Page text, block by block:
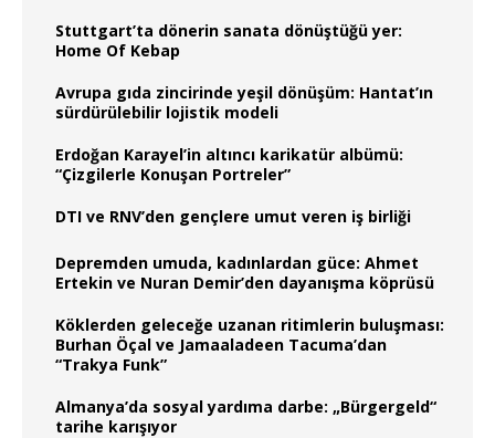
Stuttgart’ta dönerin sanata dönüştüğü yer:
Home Of Kebap
Avrupa gıda zincirinde yeşil dönüşüm: Hantat’ın
sürdürülebilir lojistik modeli
Erdoğan Karayel’in altıncı karikatür albümü:
“Çizgilerle Konuşan Portreler”
DTI ve RNV’den gençlere umut veren iş birliği
Depremden umuda, kadınlardan güce: Ahmet
Ertekin ve Nuran Demir’den dayanışma köprüsü
Köklerden geleceğe uzanan ritimlerin buluşması:
Burhan Öçal ve Jamaaladeen Tacuma’dan
“Trakya Funk”
Almanya’da sosyal yardıma darbe: „Bürgergeld“
tarihe karışıyor